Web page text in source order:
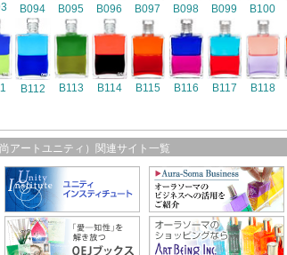
B094 B095 B096 B097 B098 B099 B100
B112 B113 B114 B115 B116 B117 B118
アートユニティ）関連サイト一覧